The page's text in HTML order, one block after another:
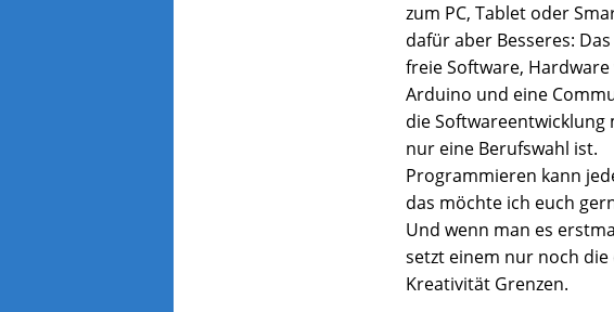
zum PC, Tablet oder
dafür aber Besseres:
freie Software, Hardware
Arduino und eine
die Softwareentwicklung
nur eine Berufswahl ist.
Programmieren kann
das möchte ich euch
Und wenn man es
setzt einem nur noch die
Kreativität Grenzen.